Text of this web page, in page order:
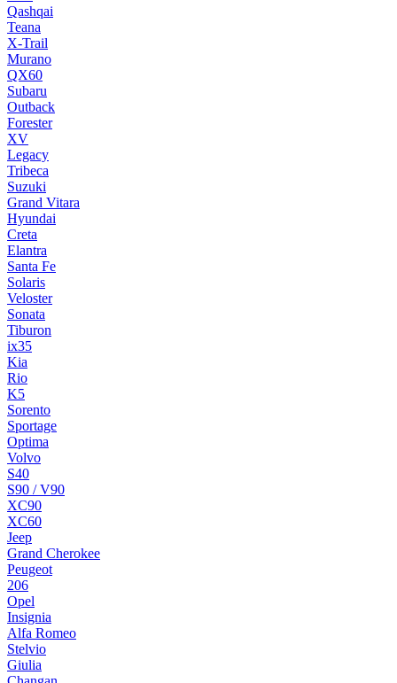
Qashqai
Teana
X-Trail
Murano
QX60
Subaru
Outback
Forester
XV
Legacy
Tribeca
Suzuki
Grand Vitara
Hyundai
Creta
Elantra
Santa Fe
Solaris
Veloster
Sonata
Tiburon
ix35
Kia
Rio
K5
Sorento
Sportage
Optima
Volvo
S40
S90 / V90
XC90
XC60
Jeep
Grand Cherokee
Peugeot
206
Opel
Insignia
Alfa Romeo
Stelvio
Giulia